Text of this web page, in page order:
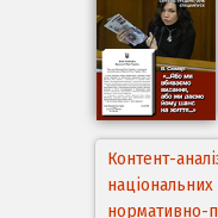
Контент-
національних
нормативно-